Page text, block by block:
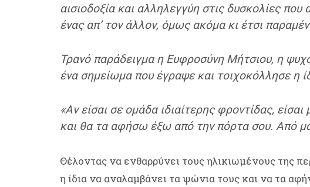
αισιοδοξία και αλληλεγγύη στις δυσκολίες που
ένας απ’ τον άλλον, όμως ακόμα κι έτσι
Τρανό παράδειγμα η Ευφροσύνη Μήτσιου, η
ένα σημείωμα που έγραψε και τοιχοκόλλησε η
«Αν είσαι σε ομάδα ιδιαίτερης φροντίδας,
και θα τα αφήσω έξω από την πόρτα σου. Από
Θέλοντας να ενθαρρύνει τους ηλικιωμένους της
η ίδια να αναλαμβάνει τα ψώνια τους και να τα